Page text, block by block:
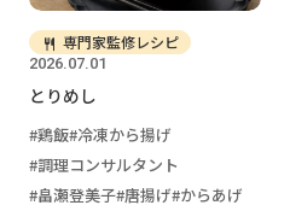
2026.07.01
専門家監修レシピ
とりめし
鶏飯 冷凍から揚げ
調理コンサルタント
畠瀬登美子 唐揚げ からあげ